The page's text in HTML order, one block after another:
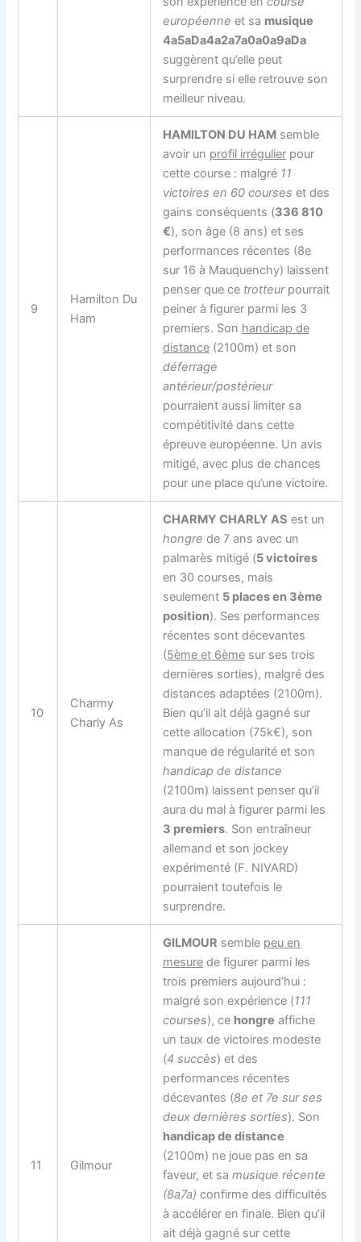
européenne et sa musique
4a5aDa4a2a7a0a0a9aDa
suggèrent qu’elle peut
surprendre si elle retrouve son
meilleur niveau.
9
Hamilton Du
Ham
HAMILTON DU HAM semble
avoir un profil irrégulier pour
cette course : malgré 11
victoires en 60 courses et des
gains conséquents (336 810
€), son âge (8 ans) et ses
performances récentes (8e
sur 16 à Mauquenchy) laissent
penser que ce trotteurpourrait
peiner à figurer parmi les 3
premiers. Son handicap de
distance (2100m) et son
déferrage
antérieur/postérieur
pourraient aussi limiter sa
compétitivité dans cette
épreuve européenne. Un avis
mitigé, avec plus de chances
pour une place qu’une victoire.
10
Charmy
Charly As
CHARMY CHARLY AS est un
hongre de 7 ans avec un
palmarès mitigé (5 victoires
en 30 courses, mais
seulement 5 places en 3ème
position). Ses performances
récentes sont décevantes
(5ème et 6ème sur ses trois
dernières sorties), malgré des
distances adaptées (2100m).
Bien qu’il ait déjà gagné sur
cette allocation (75k€), son
manque de régularité et son
handicap de distance
(2100m) laissent penser qu’il
aura du mal à figurer parmi les
3 premiers. Son entraîneur
allemand et son jockey
expérimenté (F. NIVARD)
pourraient toutefois le
surprendre.
11 Gilmour
GILMOUR semble peu en
mesure de figurer parmi les
trois premiers aujourd’hui :
malgré son expérience (111
courses), ce hongre affiche
un taux de victoires modeste
(4 succès) et des
performances récentes
décevantes (8e et 7e sur ses
deux dernières sorties). Son
handicap de distance
(2100m) ne joue pas en sa
faveur, et samusique récente
(8a7a) confirme des difficultés
à accélérer en finale. Bien qu’il
ait déjà gagné sur cette